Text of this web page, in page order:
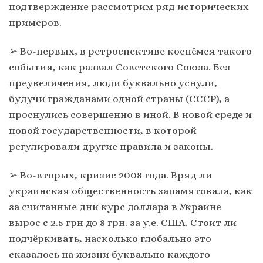
подтверждение рассмотрим ряд исторических
примеров.
➢ Во-первых, в ретроспективе коснёмся такого
события, как развал Советского Союза. Без
преувеличения, люди буквально уснули,
будучи гражданами одной страны (СССР), а
проснулись совершенно в иной. В новой среде и
новой государственности, в которой
регулировали другие правила и законы.
➢ Во-вторых, кризис 2008 года. Вряд ли
украинская общественность запамятовала, как
за считанные дни курс доллара в Украине
вырос с 2.5 грн до 8 грн. за у.е. США. Стоит ли
подчёркивать, насколько глобально это
сказалось на жизни буквально каждого